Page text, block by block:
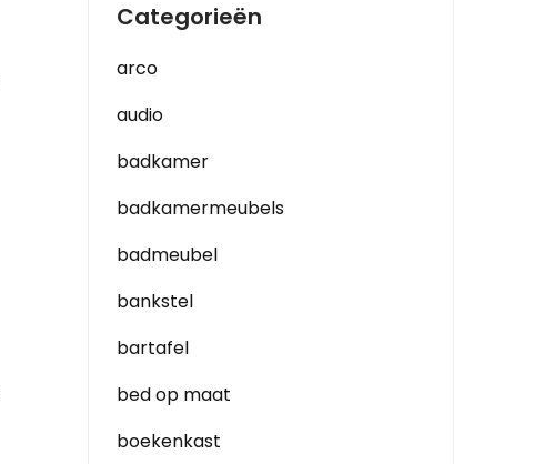
Categorieën
arco
audio
badkamer
badkamermeubels
badmeubel
bankstel
bartafel
bed op maat
boekenkast